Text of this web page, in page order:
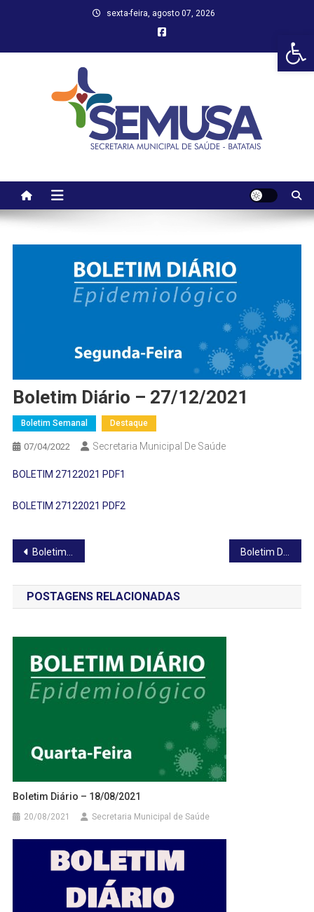
sexta-feira, agosto 07, 2026
Boletim Diário – 27/12/2021
Boletim Semanal Destaque
07/04/2022 Secretaria Municipal De Saúde
BOLETIM 27122021 PDF1
BOLETIM 27122021 PDF2
Navegação
de
Post
Boletim Diário – 26/12/2021 Boletim Diário – 28/12/2021
POSTAGENS RELACIONADAS
Boletim Diário – 18/08/2021
20/08/2021 Secretaria Municipal de Saúde